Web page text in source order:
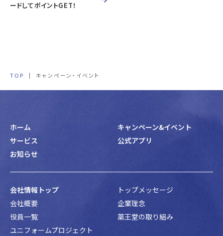
ードしてポイントGET！
TOP キャンペーン・イベント
ホーム
キャンペーン&イベント
サービス
公式アプリ
お知らせ
会社情報トップ
トップメッセージ
会社概要
企業理念
役員一覧
薬王堂の取り組み
ユニフォームプロジェクト